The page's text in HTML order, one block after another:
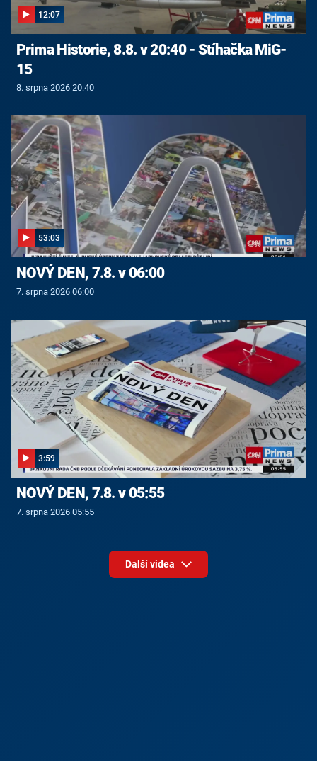
12:07
Prima Historie, 8.8. v 20:40 - Stíhačka MiG-
15
8. srpna 2026 20:40
53:03
NOVÝ DEN, 7.8. v 06:00
7. srpna 2026 06:00
3:59
NOVÝ DEN, 7.8. v 05:55
7. srpna 2026 05:55
Další videa